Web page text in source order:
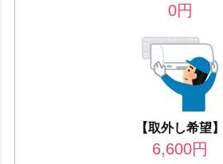
0円
【取外し希望】
6,600円